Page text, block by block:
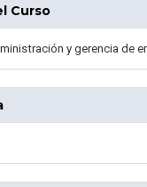
Curso
y gerencia de